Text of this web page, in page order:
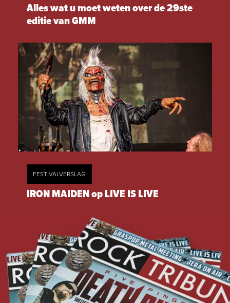
Alles wat u moet weten over de 29ste
editie van GMM
FESTIVALVERSLAG
IRON MAIDEN op LIVE IS LIVE